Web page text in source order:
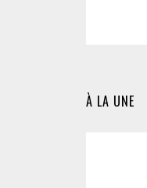
À LA UNE